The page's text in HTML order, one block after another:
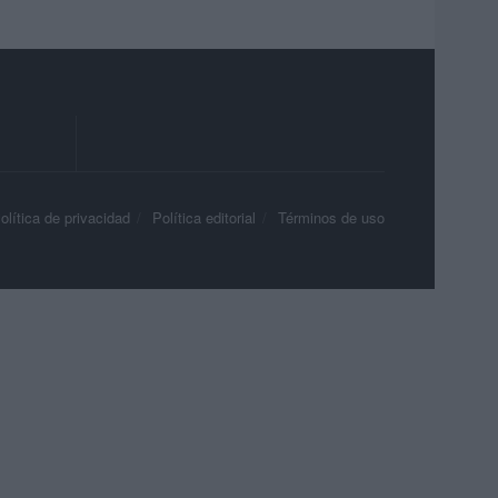
de privacidad Política editorial Términos de uso